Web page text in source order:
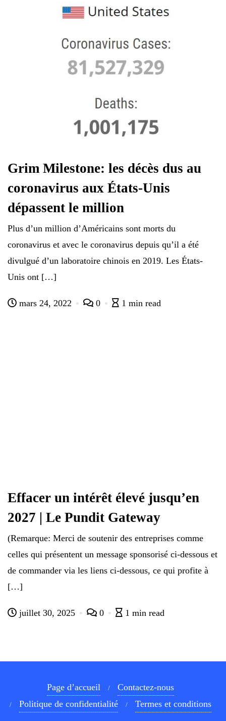
Grim Milestone: les décès dus au
coronavirus aux États-Unis
dépassent le million
Plus d’un million d’Américains sont morts du
coronavirus et avec le coronavirus depuis qu’il a été
divulgué d’un laboratoire chinois en 2019. Les États-
Unis ont […]
mars 24, 2022 0 1 min read
Effacer un intérêt élevé jusqu’en
2027 | Le Pundit Gateway
(Remarque: Merci de soutenir des entreprises comme
celles qui présentent un message sponsorisé ci-dessous et
de commander via les liens ci-dessous, ce qui profite à
[…]
juillet 30, 2025 0 1 min read
Page d’accueil
Contactez-nous
Politique de confidentialité
Termes et conditions